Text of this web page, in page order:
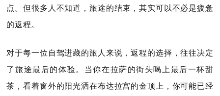
点。但很多人不知道，旅途的结束，其实可以不必是疲惫
的返程。
对于每一位自驾进藏的旅人来说，返程的选择，往往决定
了旅途最后的体验。当你在拉萨的街头喝上最后一杯甜
茶，看着窗外的阳光洒在布达拉宫的金顶上，你可能已经